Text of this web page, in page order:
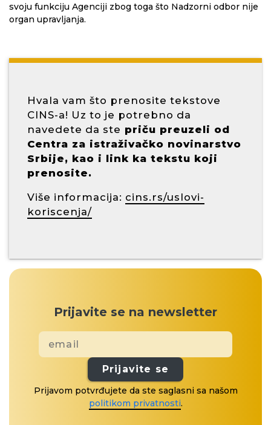
svoju funkciju Agenciji zbog toga što Nadzorni odbor nije
organ upravljanja.
Hvala vam što prenosite tekstove
CINS-a! Uz to je potrebno da
navedete da ste priču preuzeli od
Centra za istraživačko novinarstvo
Srbije, kao i link ka tekstu koji
prenosite.
Više informacija: cins.rs/uslovi-
koriscenja/
Prijavite se na newsletter
Prijavite se
Prijavom potvrđujete da ste saglasni sa našom
politikom privatnosti.